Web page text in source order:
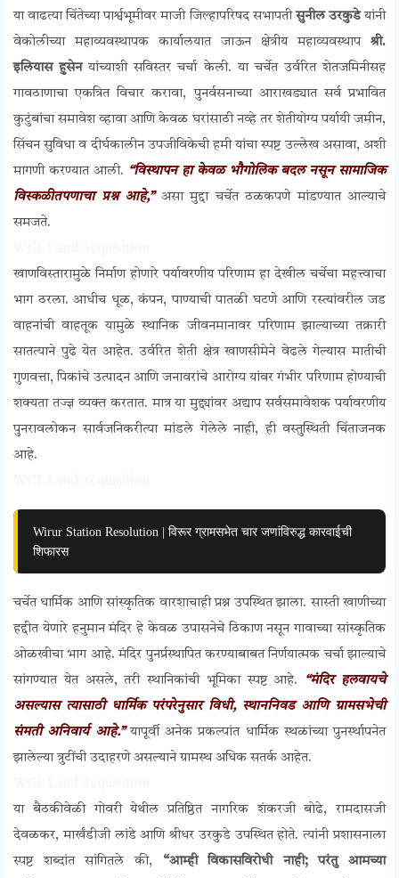
या वाढत्या चिंतेच्या पार्श्वभूमीवर माजी जिल्हापरिषद सभापतीसुनील उरकुडेयांनी
वेकोलीच्या महाव्यवस्थापक कार्यालयात जाऊन क्षेत्रीयमहाव्यवस्थाप
श्री.
इलियास हुसेनयांच्याशी सविस्तर चर्चा केली. या चर्चेत उर्वरित शेतजमिनीसह
गावठाणाचा एकत्रित विचार करावा, पुनर्वसनाच्या आराखड्यात सर्व प्रभावित
कुटुंबांचा समावेश व्हावा आणि केवळ घरांसाठी नव्हे तर शेतीयोग्य पर्यायी जमीन,
सिंचन सुविधा व दीर्घकालीन उपजीविकेची हमी यांचा स्पष्ट उल्लेख असावा, अशी
मागणी करण्यात आली. “विस्थापन हा केवळ भौगोलिक बदल नसून सामाजिक
विस्कळीतपणाचा प्रश्न आहे,”असा मुद्दा चर्चेत ठळकपणे मांडण्यात आल्याचे
समजते.
खाणविस्तारामुळे निर्माण होणारे पर्यावरणीय परिणाम हा देखील चर्चेचा महत्त्वाचा
भाग ठरला. आधीच धूळ, कंपन, पाण्याची पातळी घटणे आणि रस्त्यांवरील जड
वाहनांची वाहतूक यामुळे स्थानिक जीवनमानावर परिणाम झाल्याच्या तक्रारी
सातत्याने पुढे येत आहेत. उर्वरित शेती क्षेत्र खाणसीमेने वेढले गेल्यास मातीची
गुणवत्ता, पिकांचे उत्पादन आणि जनावरांचे आरोग्य यांवर गंभीर परिणाम होण्याची
शक्यता तज्ज्ञ व्यक्त करतात. मात्र या मुद्द्यांवर अद्याप सर्वसमावेशक पर्यावरणीय
पुनरावलोकन सार्वजनिकरीत्या मांडले गेलेले नाही, ही वस्तुस्थिती चिंताजनक
आहे.
Wirur Station Resolution | विरूर ग्रामसभेत चार जणांविरुद्ध कारवाईची
शिफारस
चर्चेत धार्मिक आणि सांस्कृतिक वारशाचाही प्रश्न उपस्थित झाला. सास्ती खाणीच्या
हद्दीत येणारे हनुमान मंदिर हे केवळ उपासनेचे ठिकाण नसून गावाच्या सांस्कृतिक
ओळखीचा भाग आहे. मंदिर पुनर्प्रस्थापित करण्याबाबत निर्णयात्मक चर्चा झाल्याचे
सांगण्यात येत असले, तरी स्थानिकांची भूमिका स्पष्ट आहे.
“मंदिर हलवायचे
असल्यास त्यासाठी धार्मिक परंपरेनुसार विधी, स्थाननिवड आणि ग्रामसभेची
संमती अनिवार्य आहे.”यापूर्वी अनेक प्रकल्पांत धार्मिक स्थळांच्या पुनर्स्थापनेत
झालेल्या त्रुटींची उदाहरणे असल्याने ग्रामस्थ अधिक सतर्क आहेत.
या बैठकीवेळी गोवरी येथील प्रतिष्ठित नागरिक शंकरजी बोढे, रामदासजी
देवळकर, मार्खंडीजी लांडे आणि श्रीधर उरकुडे उपस्थित होते. त्यांनी प्रशासनाला
स्पष्ट शब्दांत सांगितले की, “आम्ही विकासविरोधी नाही; परंतु आमच्या